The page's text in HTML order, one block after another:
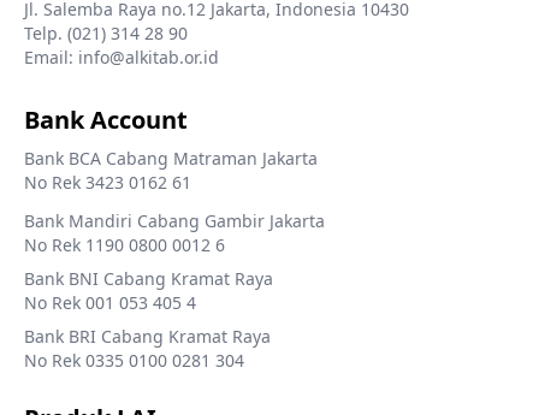
Jl. Salemba Raya no.12 Jakarta, Indonesia 10430
Telp. (021) 314 28 90
Email: info@alkitab.or.id
Bank Account
Bank BCA Cabang Matraman Jakarta
No Rek 3423 0162 61
Bank Mandiri Cabang Gambir Jakarta
No Rek 1190 0800 0012 6
Bank BNI Cabang Kramat Raya
No Rek 001 053 405 4
Bank BRI Cabang Kramat Raya
No Rek 0335 0100 0281 304